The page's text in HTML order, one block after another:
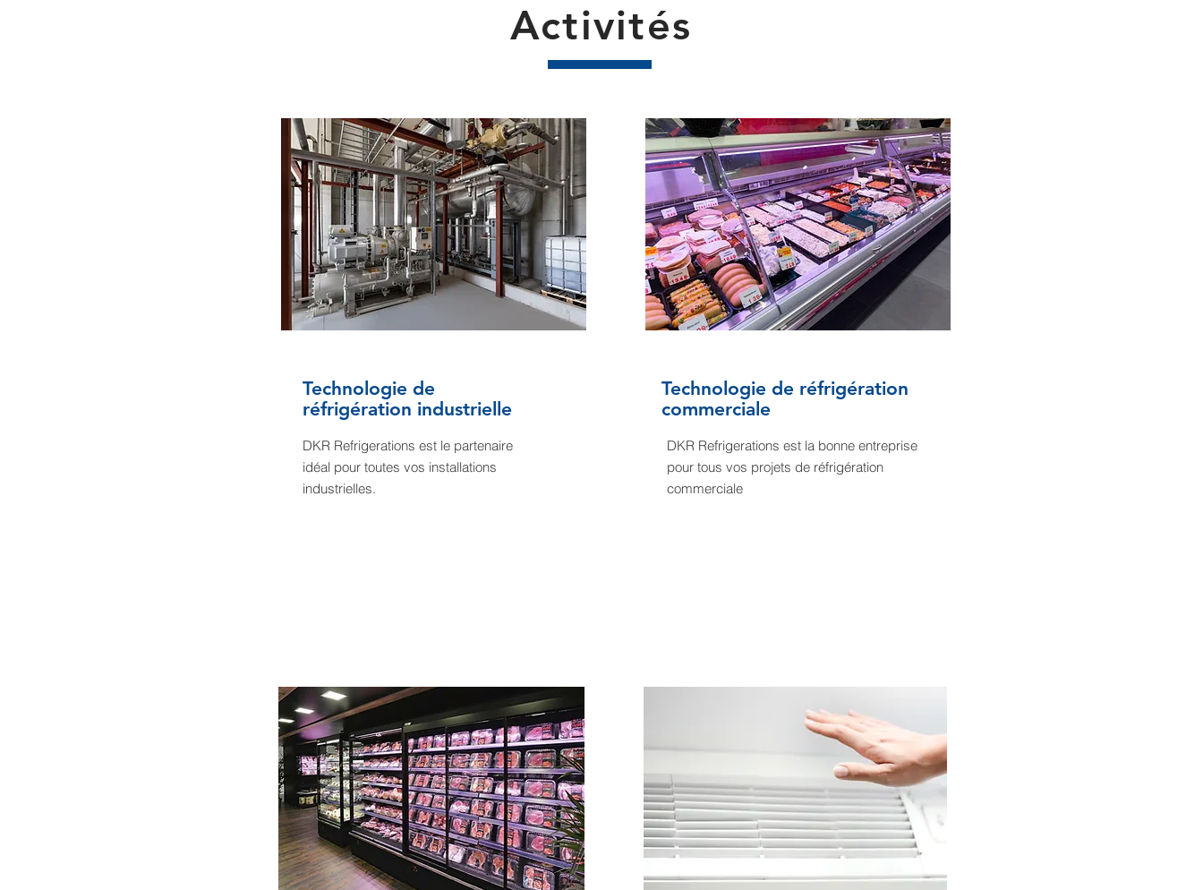
Activités
Technologie de
réfrigération industrielle
DKR Refrigerations est le partenaire
idéal pour toutes vos installations
industrielles.
Technologie de réfrigération
commerciale
DKR Refrigerations est la bonne entreprise
pour tous vos projets de réfrigération
commerciale